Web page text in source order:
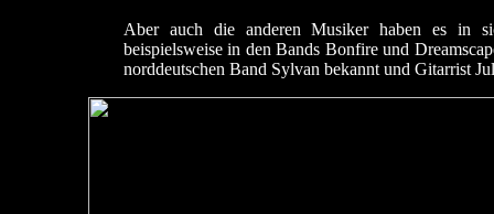
Aber auch die anderen Musiker haben es in
beispielsweise in den Bands Bonfire und
norddeutschen Band Sylvan bekannt und Gitarrist